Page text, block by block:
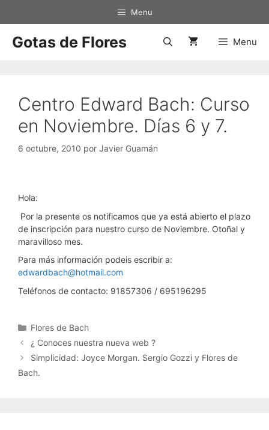
Menu
Gotas de Flores Menu
Centro Edward Bach: Curso
en Noviembre. Días 6 y 7.
6 octubre, 2010 por Javier Guamán
Hola:
Por la presente os notificamos que ya está abierto el plazo
de inscripción para nuestro curso de Noviembre. Otoñal y
maravilloso mes.
Para más información podeis escribir a:
edwardbach@hotmail.com
Teléfonos de contacto: 91857306 / 695196295
Categorías
Flores de Bach
¿ Conoces nuestra nueva web ?
Simplicidad: Joyce Morgan. Sergio Gozzi y Flores de
Bach.